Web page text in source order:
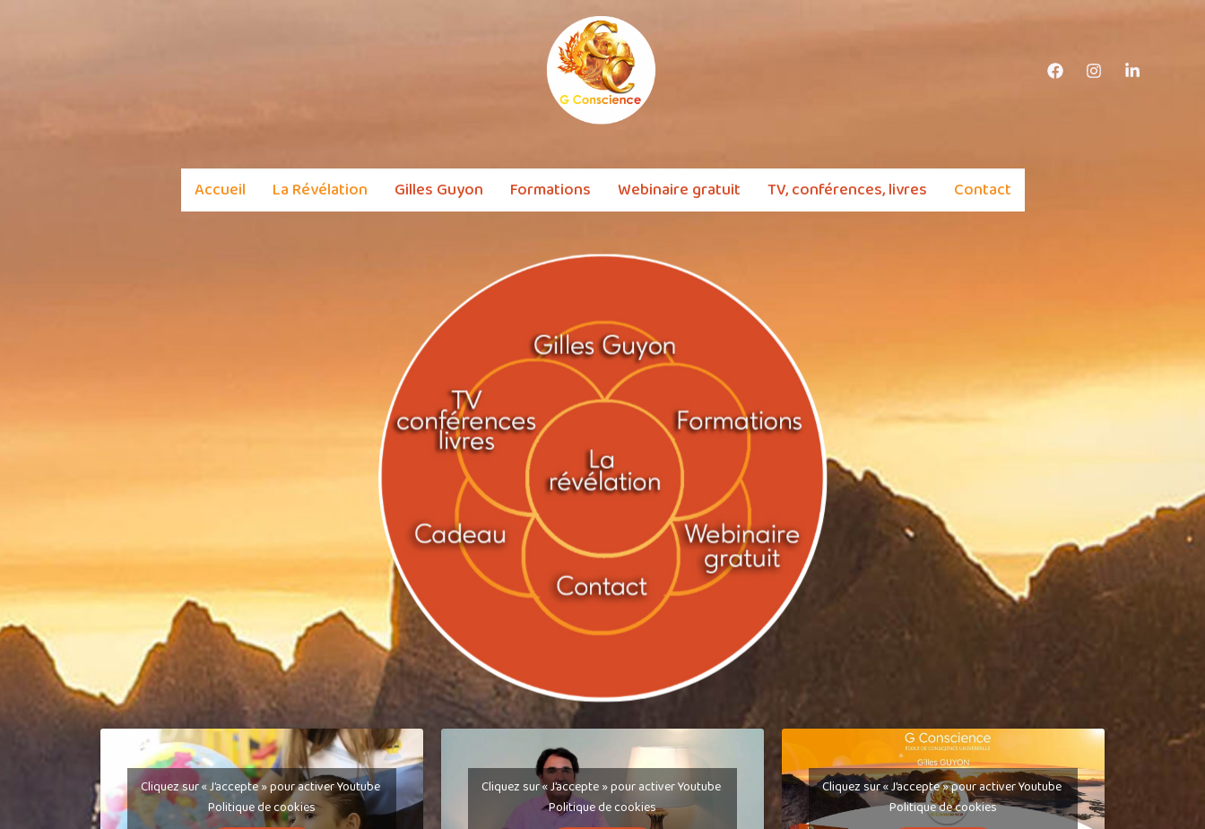
Accueil La Révélation Gilles Guyon Formations Webinaire gratuit TV, conférences, livres Contact
Cliquez sur « J’accepte » pour activer Youtube
Politique de cookies
Cliquez sur « J’accepte » pour activer Youtube
Politique de cookies
Cliquez sur « J’accepte » pour activer Youtube
Politique de cookies